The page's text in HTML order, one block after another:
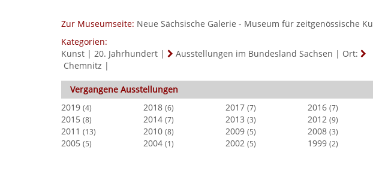
Zur Museumseite: Neue Sächsische Galerie - Museum für zeitgenössische
Kategorien:
Kunst | 20. Jahrhundert | Ausstellungen im Bundesland Sachsen | Ort:
Chemnitz |
Vergangene Ausstellungen
2019 (4) 2018 (6) 2017 (7) 2016 (7)
2015 (8) 2014 (7) 2013 (3) 2012 (9)
2011 (13) 2010 (8) 2009 (5) 2008 (3)
2005 (5) 2004 (1) 2002 (5) 1999 (2)